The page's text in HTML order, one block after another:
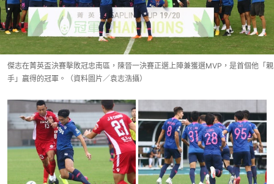
傑志在菁英盃決賽擊敗冠忠南區，陳晉一決賽正選上陣兼獲選MVP，是首個他「親
手」贏得的冠軍。（資料圖片／袁志浩攝）